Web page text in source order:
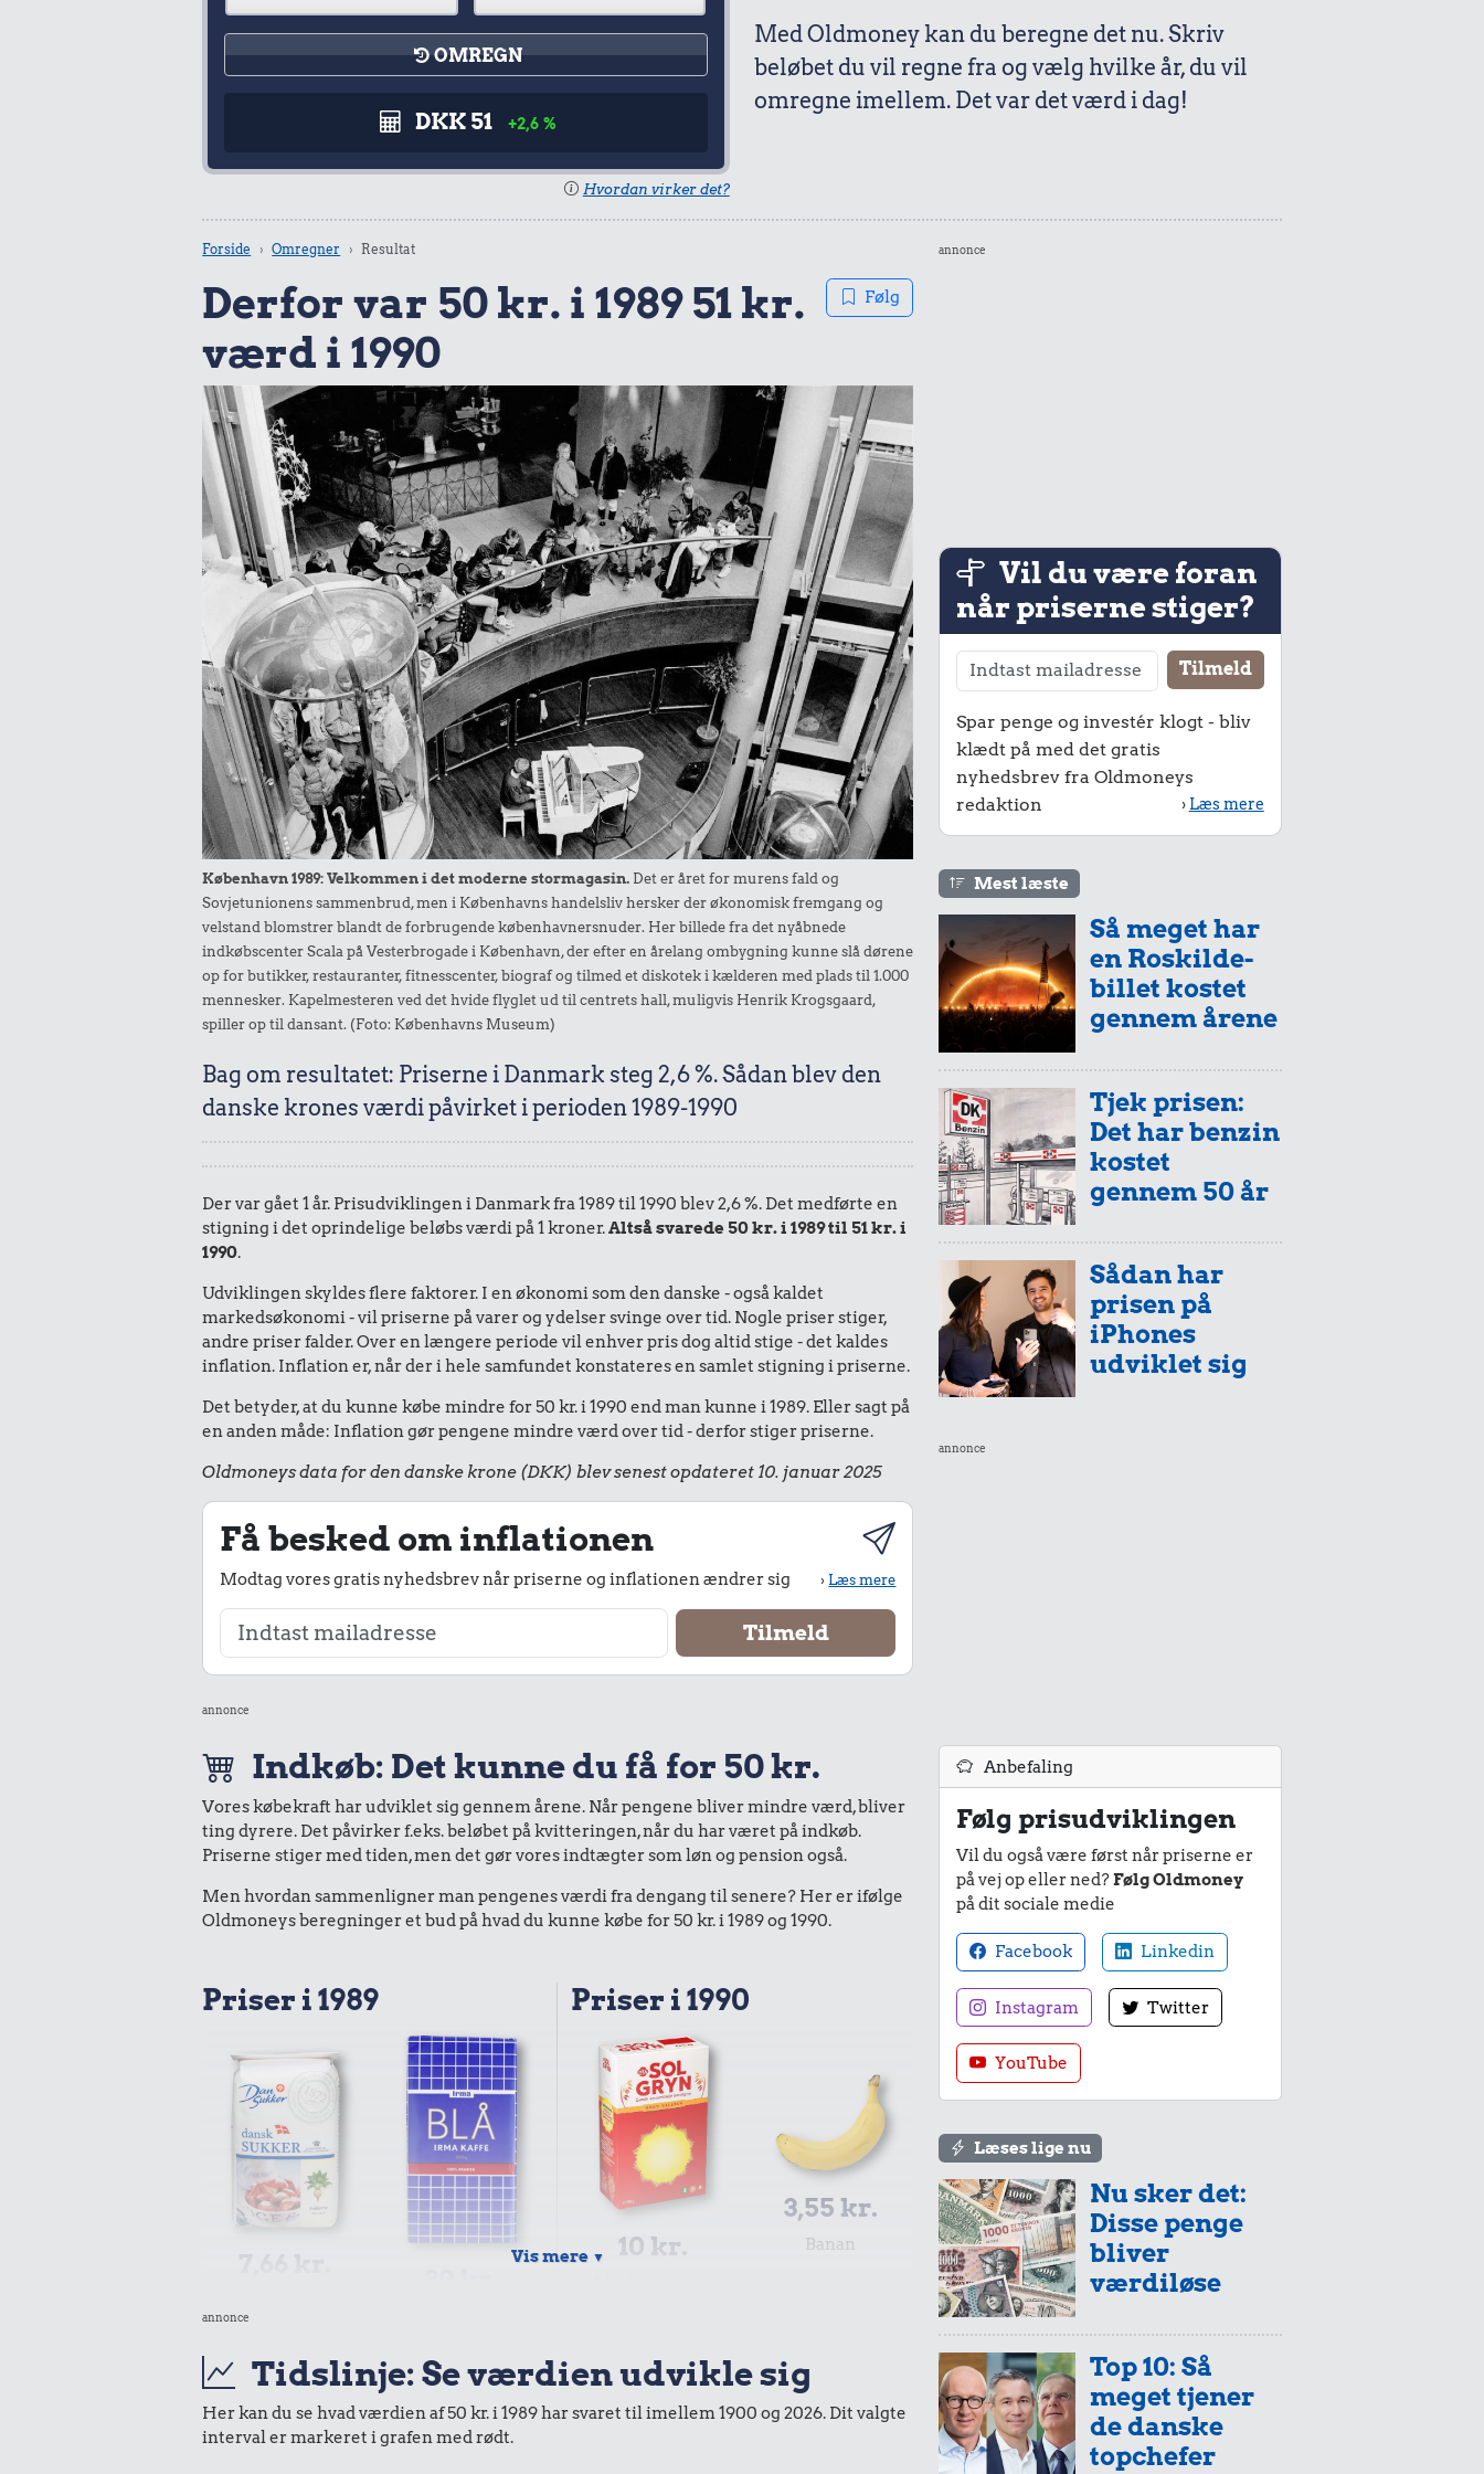
OMREGN
DKK 51 +2,6 %
Hvordan virker det?
Med Oldmoney kan du beregne det nu. Skriv
beløbet du vil regne fra og vælg hvilke år, du vil
omregne imellem. Det var det værd i dag!
Forside Omregner Resultat
Derfor var 50 kr. i 1989 51 kr.
værd i 1990
Følg
København 1989: Velkommen i det moderne stormagasin. Det er året for murens fald og
Sovjetunionens sammenbrud, men i Københavns handelsliv hersker der økonomisk fremgang og
velstand blomstrer blandt de forbrugende københavnersnuder. Her billede fra det nyåbnede
indkøbscenter Scala på Vesterbrogade i København, der efter en årelang ombygning kunne slå dørene
op for butikker, restauranter, fitnesscenter, biograf og tilmed et diskotek i kælderen med plads til 1.000
mennesker. Kapelmesteren ved det hvide flyglet ud til centrets hall, muligvis Henrik Krogsgaard,
spiller op til dansant. (Foto: Københavns Museum)
Bag om resultatet: Priserne i Danmark steg 2,6 %. Sådan blev den
danske krones værdi påvirket i perioden 1989-1990
Der var gået 1 år. Prisudviklingen i Danmark fra 1989 til 1990 blev 2,6 %. Det medførte en
stigning i det oprindelige beløbs værdi på 1 kroner.Altså svarede 50 kr. i 1989 til 51 kr. i
1990.
Udviklingen skyldes flere faktorer. I en økonomi som den danske - også kaldet
markedsøkonomi - vil priserne på varer og ydelser svinge over tid. Nogle priser stiger,
andre priser falder. Over en længere periode vil enhver pris dog altid stige - det kaldes
inflation. Inflation er, når der i hele samfundet konstateres en samlet stigning i priserne.
Det betyder, at du kunne købe mindre for 50 kr. i 1990 end man kunne i 1989. Eller sagt på
en anden måde: Inflation gør pengene mindre værd over tid - derfor stiger priserne.
Oldmoneys data for den danske krone (DKK) blev senest opdateret 10. januar 2025
Få besked om inflationen
Modtag vores gratis nyhedsbrev når priserne og inflationen ændrer sig ›Læs mere
annonce
Indkøb: Det kunne du få for 50 kr.
Vores købekraft har udviklet sig gennem årene. Når pengene bliver mindre værd, bliver
ting dyrere. Det påvirker f.eks. beløbet på kvitteringen, når du har været på indkøb.
Priserne stiger med tiden, men det gør vores indtægter som løn og pension også.
Men hvordan sammenligner man pengenes værdi fra dengang til senere? Her er ifølge
Oldmoneys beregninger et bud på hvad du kunne købe for 50 kr. i 1989 og 1990.
Priser i 1989 Priser i 1990
10 kr.
3,55 kr.
Banan
Vis mere ▼
annonce
Tidslinje: Se værdien udvikle sig
Her kan du se hvad værdien af 50 kr. i 1989 har svaret til imellem 1900 og 2026. Dit valgte
interval er markeret i grafen med rødt.
annonce
Vil du være foran
når priserne stiger?
Spar penge og investér klogt - bliv
klædt på med det gratis
nyhedsbrev fra Oldmoneys
redaktion
› Læs mere
Mest læste
Så meget har
en Roskilde-
billet kostet
gennem årene
Tjek prisen:
Det har benzin
kostet
gennem 50 år
Sådan har
prisen på
iPhones
udviklet sig
annonce
Anbefaling
Følg prisudviklingen
Vil du også være først når priserne er
på vej op eller ned?Følg Oldmoney
på dit sociale medie
Facebook Linkedin
Instagram Twitter
YouTube
Læses lige nu
Nu sker det:
Disse penge
bliver
værdiløse
Top 10: Så
meget tjener
de danske
topchefer